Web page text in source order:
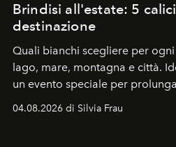
Brindisi all'estate: 5
destinazione
Quali bianchi scegliere per
lago, mare, montagna e città.
un evento speciale per
04.08.2026 di Silvia Frau